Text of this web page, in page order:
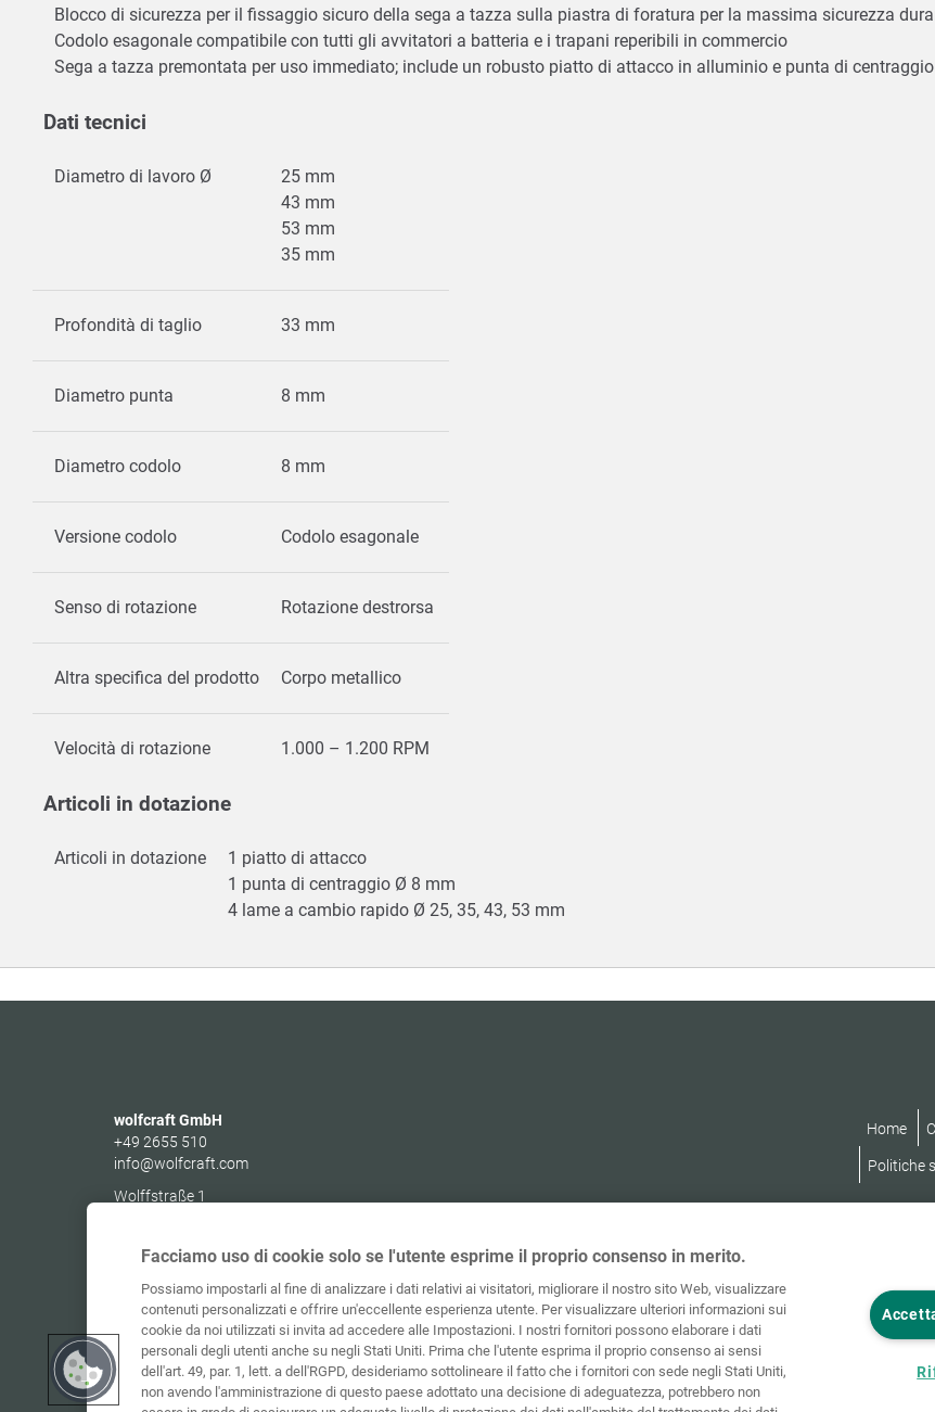
Blocco di sicurezza per il fissaggio sicuro della sega a tazza sulla piastra di foratura per la massima sicurezza
Codolo esagonale compatibile con tutti gli avvitatori a batteria e i trapani reperibili in commercio
Sega a tazza premontata per uso immediato; include un robusto piatto di attacco in alluminio e punta di
Dati tecnici
Diametro di lavoro Ø
25 mm
43 mm
53 mm
35 mm
Profondità di taglio 33 mm
Diametro punta 8 mm
Diametro codolo 8 mm
Versione codolo Codolo esagonale
Senso di rotazione Rotazione destrorsa
Altra specifica del prodotto Corpo metallico
Velocità di rotazione 1.000 – 1.200 RPM
Articoli in dotazione
Articoli in dotazione
1 piatto di attacco
1 punta di centraggio Ø 8 mm
4 lame a cambio rapido Ø 25, 35, 43, 53 mm
wolfcraft GmbH
+49 2655 510
info@wolfcraft.com
Wolffstraße 1
Home
Politiche
Facciamo uso di cookie solo se l'utente esprime il proprio consenso in merito.
Possiamo impostarli al fine di analizzare i dati relativi ai visitatori, migliorare il nostro sito Web, visualizzare
contenuti personalizzati e offrire un'eccellente esperienza utente. Per visualizzare ulteriori informazioni sui
cookie da noi utilizzati si invita ad accedere alle Impostazioni. I nostri fornitori possono elaborare i dati
personali degli utenti anche su negli Stati Uniti. Prima che l'utente esprima il proprio consenso ai sensi
dell'art. 49, par. 1, lett. a dell'RGPD, desideriamo sottolineare il fatto che i fornitori con sede negli Stati Uniti,
non avendo l'amministrazione di questo paese adottato una decisione di adeguatezza, potrebbero non